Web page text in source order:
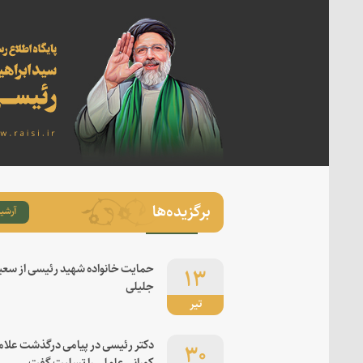
برگزیده‌ها
تیر
۱۳
حمایت خانواده شهید رئیسی از
جلیلی
۳۰
دکتر رئیسی در پیامی درگذشت